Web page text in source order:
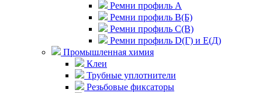
Ремни профиль А
Ремни профиль В(Б)
Ремни профиль С(В)
Ремни профиль D(Г) и E(Д)
Промышленная химия
Клеи
Трубные уплотнители
Резьбовые фиксаторы